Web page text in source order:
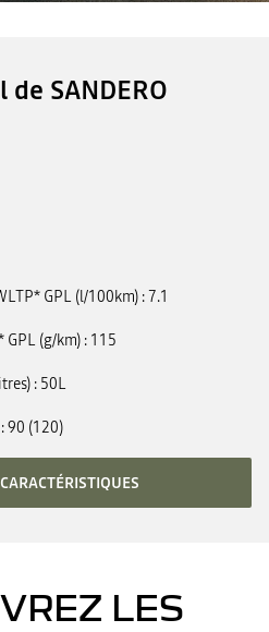
de SANDERO
GPL (l/100km) 7.1
GPL (g/km) 115
50L
90 (120)
LES